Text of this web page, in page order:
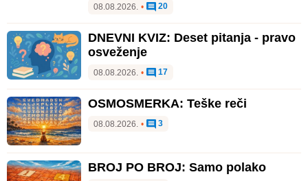
08.08.2026. • 20
DNEVNI KVIZ: Deset pitanja - pravo
osveženje
08.08.2026. • 17
OSMOSMERKA: Teške reči
08.08.2026. • 3
BROJ PO BROJ: Samo polako